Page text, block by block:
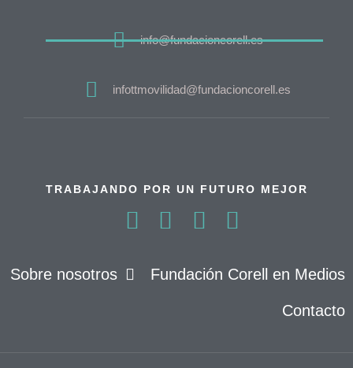
info@fundacioncorell.es
infottmovilidad@fundacioncorell.es
TRABAJANDO POR UN FUTURO MEJOR
Sobre nosotros Fundación Corell en Medios
Contacto